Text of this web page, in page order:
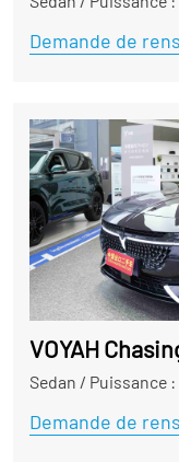
Demande de
VOYAH
Sedan / Puissance
Demande de